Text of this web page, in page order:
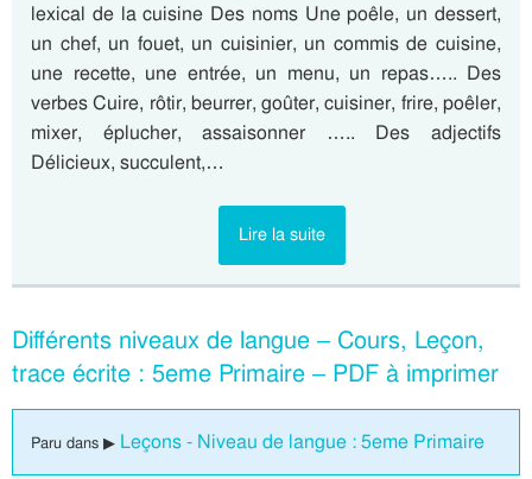
lexical de la cuisine Des noms Une poêle, un dessert,
un chef, un fouet, un cuisinier, un commis de cuisine,
une recette, une entrée, un menu, un repas….. Des
verbes Cuire, rôtir, beurrer, goûter, cuisiner, frire, poêler,
mixer, éplucher, assaisonner ….. Des adjectifs
Délicieux, succulent,…
Lire la suite
Différents niveaux de langue – Cours, Leçon,
trace écrite : 5eme Primaire – PDF à imprimer
Paru dans ▶ Leçons - Niveau de langue : 5eme Primaire